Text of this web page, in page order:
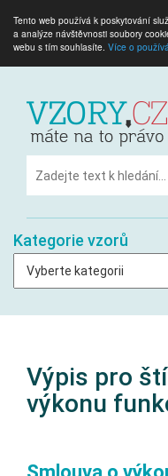
Tento web používá k poskytování
a analýze návštěvnosti soubory
webu s tím souhlasíte. Více o
Kategorie vzorů
Výpis pro
výkonu